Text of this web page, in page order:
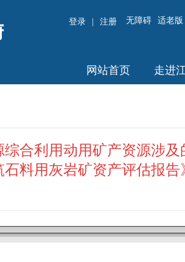
无障碍 适老版
登录 注册
网站首页 走进
合利用动用矿产资源涉
石料用灰岩矿资产评估报告